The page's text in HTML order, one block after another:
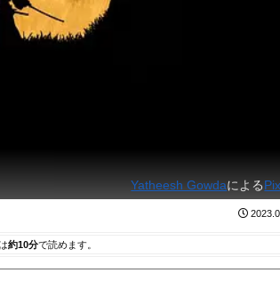
Yatheesh Gowdaによる
約10分で読めます。